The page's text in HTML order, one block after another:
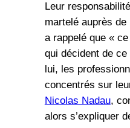
Leur
martelé auprès de
a rappelé que «
qui décident de
lui, les
concentrés sur
Nicolas Nadau,
alors s’expliquer